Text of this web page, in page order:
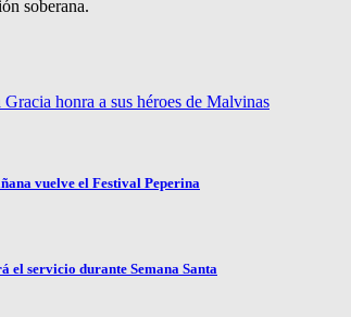
soberana.
honra a sus héroes de Malvinas
vuelve el Festival Peperina
el servicio durante Semana Santa